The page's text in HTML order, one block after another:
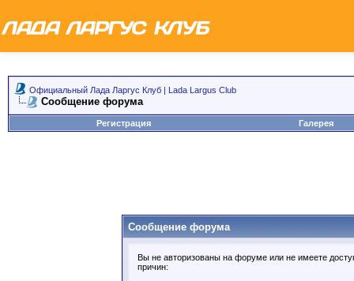
Официальный Лада Ларгус Клуб | Lada Largus Club
Сообщение форума
Регистрация Галерея
Сообщение форума
Вы не авторизованы на форуме или не имеете
причин: